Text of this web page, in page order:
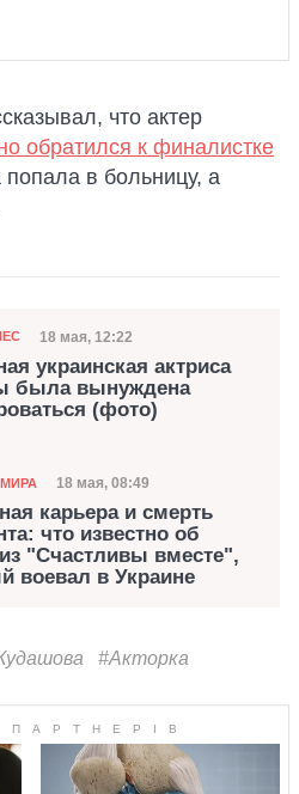
что актер
обратился к финалистке
в больницу, а
Дата публикации
18 мая, 12:22
украинская актриса
была вынуждена
(фото)
Дата публикации
18 мая, 08:49
карьера и смерть
что известно об
"Счастливы вместе",
воевал в Украине
#Акторка